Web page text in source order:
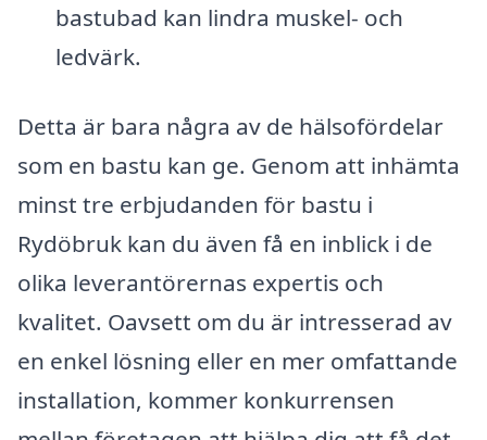
bastubad kan lindra muskel- och
ledvärk.
Detta är bara några av de hälsofördelar
som en bastu kan ge. Genom att inhämta
minst tre erbjudanden för bastu i
Rydöbruk kan du även få en inblick i de
olika leverantörernas expertis och
kvalitet. Oavsett om du är intresserad av
en enkel lösning eller en mer omfattande
installation, kommer konkurrensen